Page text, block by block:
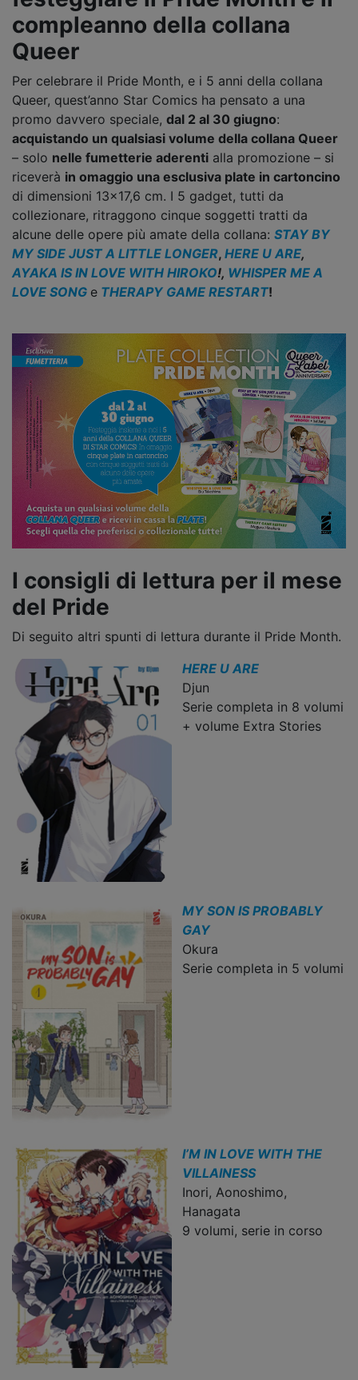
compleanno della collana
Queer
Per celebrare il Pride Month, e i 5 anni della collana
Queer, quest’anno Star Comics ha pensato a una
promo davvero speciale, dal 2 al 30 giugno:
acquistando un qualsiasi volume della collana Queer
– solo nelle fumetterie aderenti alla promozione – si
riceverà in omaggio una esclusiva plate in cartoncino
di dimensioni 13x17,6 cm. I 5 gadget, tutti da
collezionare, ritraggono cinque soggetti tratti da
alcune delle opere più amate della collana: STAY BY
MY SIDE JUST A LITTLE LONGER, HERE U ARE,
AYAKA IS IN LOVE WITH HIROKO!, WHISPER ME A
LOVE SONG e THERAPY GAME RESTART!
I consigli di lettura per il mese
del Pride
Di seguito altri spunti di lettura durante il Pride Month.
HERE U ARE
Djun
Serie completa in 8 volumi
+ volume Extra Stories
MY SON IS PROBABLY
GAY
Okura
Serie completa in 5 volumi
I’M IN LOVE WITH THE
VILLAINESS
Inori, Aonoshimo,
Hanagata
9 volumi, serie in corso